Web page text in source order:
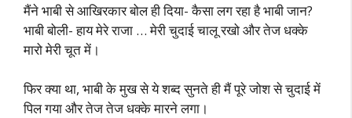
मैंने भाबी से आखिरकार बोल ही दिया- कैसा लग रहा है भाबी जान?
भाबी बोली- हाय मेरे राजा … मेरी चुदाई चालू रखो और तेज धक्के
मारो मेरी चूत में।
फिर क्या था, भाबी के मुख से ये शब्द सुनते ही मैं पूरे जोश से चुदाई में
पिल गया और तेज तेज धक्के मारने लगा।